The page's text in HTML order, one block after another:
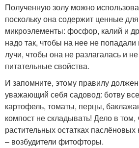
Полученную золу можно
поскольку она содержит ценные
микроэлементы: фосфор, калий и
надо так, чтобы на нее не
лучи, чтобы она не разлагалась и
питательные свойства.
И запомните, этому правилу
уважающий себя садовод: ботву
картофель, томаты, перцы,
компост не складывать! Дело в том,
растительных остатках паслёновых
– возбудители фитофторы.